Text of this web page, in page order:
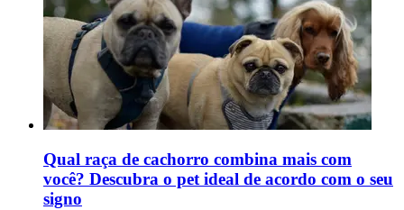
Qual raça de cachorro combina mais com
você? Descubra o pet ideal de acordo com o seu
signo